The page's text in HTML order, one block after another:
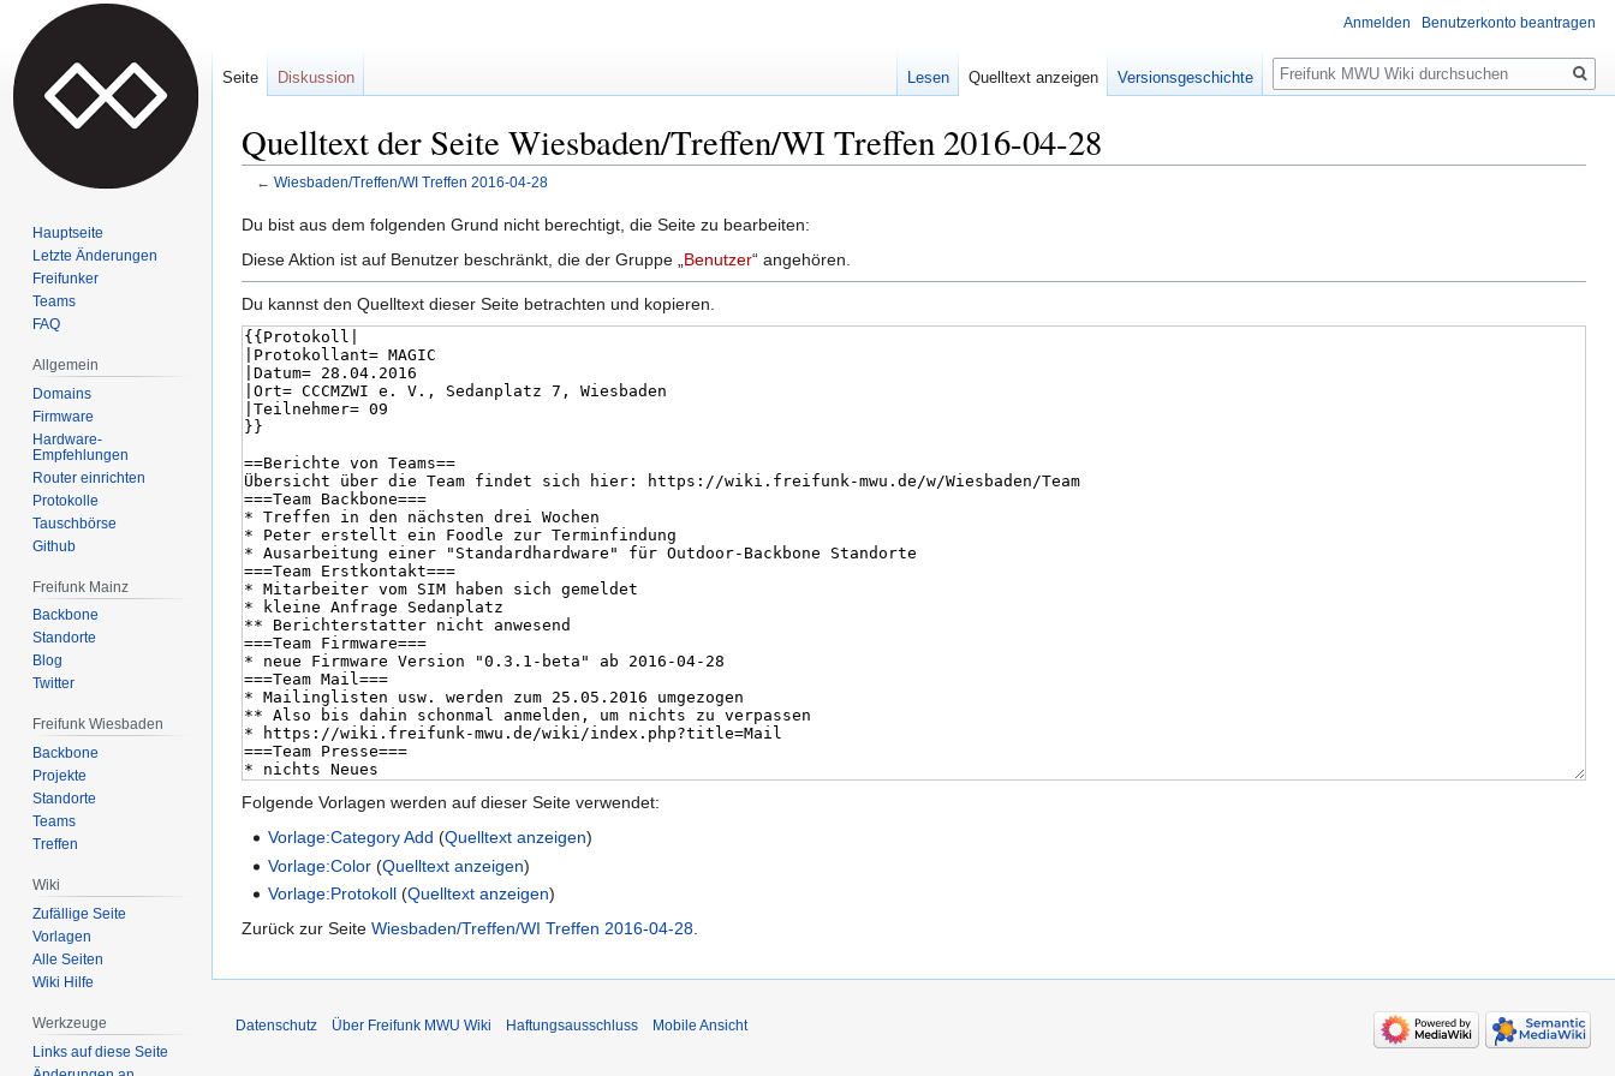
Quelltext der Seite Wiesbaden/Treffen/WI Treffen 2016-04-28
← Wiesbaden/Treffen/WI Treffen 2016-04-28
Zur
Navigation
Zur
Suche
Du bist aus dem folgenden Grund nicht berechtigt, die Seite zu bearbeiten:
Diese Aktion ist auf Benutzer beschränkt, die der Gruppe „ Benutzer“ angehören.
Du kannst den Quelltext dieser Seite betrachten und kopieren.
Folgende Vorlagen werden auf dieser Seite verwendet:
Vorlage:Category Add (Quelltext anzeigen)
Vorlage:Color (Quelltext anzeigen)
Vorlage:Protokoll (Quelltext anzeigen)
Zurück zur Seite Wiesbaden/Treffen/WI Treffen 2016-04-28
Anmelden Benutzerkonto beantragen
Seite Diskussion Lesen Quelltext anzeigen Versionsgeschichte
Suche
Hauptseite
Letzte Änderungen
Freifunker
Teams
FAQ
Allgemein
Domains
Firmware
Hardware-
Empfehlungen
Router einrichten
Protokolle
Tauschbörse
Github
Freifunk Mainz
Backbone
Standorte
Blog
Twitter
Freifunk Wiesbaden
Backbone
Projekte
Standorte
Teams
Treffen
Wiki
Zufällige Seite
Vorlagen
Alle Seiten
Wiki Hilfe
Werkzeuge
Links auf diese Seite
Datenschutz Über Freifunk MWU Wiki Haftungsausschluss Mobile Ansicht